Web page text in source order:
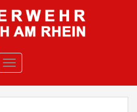
TOGGLE NAVIGATION